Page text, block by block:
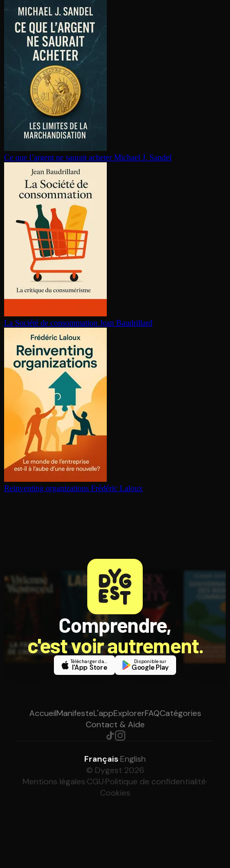
Ce que l’argent ne saurait acheter Michael J. Sandel
La Société de consom­ma­tion Jean Baudrillard
Reinventing or­ga­ni­za­tions Frédéric Laloux
Comprendre,
c'est voir autrement.
Télécharger dans
l'App Store
Disponible sur
Google Play
AccueilManifesteL'appExplorerFAQCatégories
Contact & Aide
Français·English
© Dygest 2026
Mentions légales·CGU·Politique de confidentialité·
Cookies